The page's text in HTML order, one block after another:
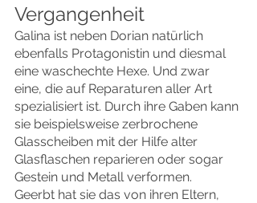
Vergangenheit
Galina ist neben Dorian natürlich
ebenfalls Protagonistin und diesmal
eine waschechte Hexe. Und zwar
eine, die auf Reparaturen aller Art
spezialisiert ist. Durch ihre Gaben kann
sie beispielsweise zerbrochene
Glasscheiben mit der Hilfe alter
Glasflaschen reparieren oder sogar
Gestein und Metall verformen.
Geerbt hat sie das von ihren Eltern,